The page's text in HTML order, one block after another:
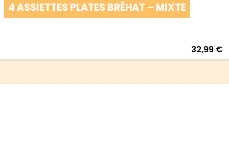
4 ASSIETTES PLATES BRÉHAT – MIXTE
32,99 €